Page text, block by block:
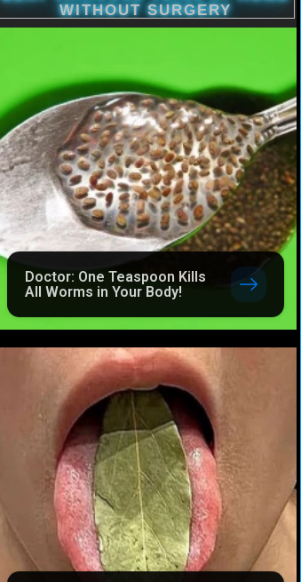
Doctor: One Teaspoon Kills
All Worms in Your Body!